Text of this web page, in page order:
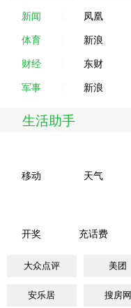
新闻 凤凰
体育 新浪
财经 东财
军事 新浪
生活助手
移动 天气
开奖 充话费
大众点评 美团
安乐居 搜房网